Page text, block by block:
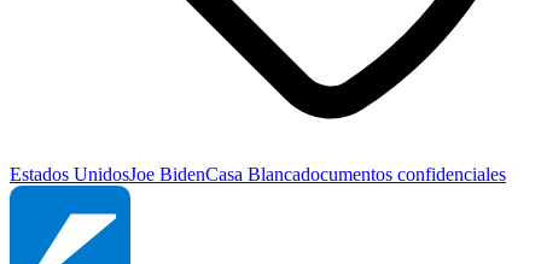
Estados UnidosJoe BidenCasa Blancadocumentos confidenciales